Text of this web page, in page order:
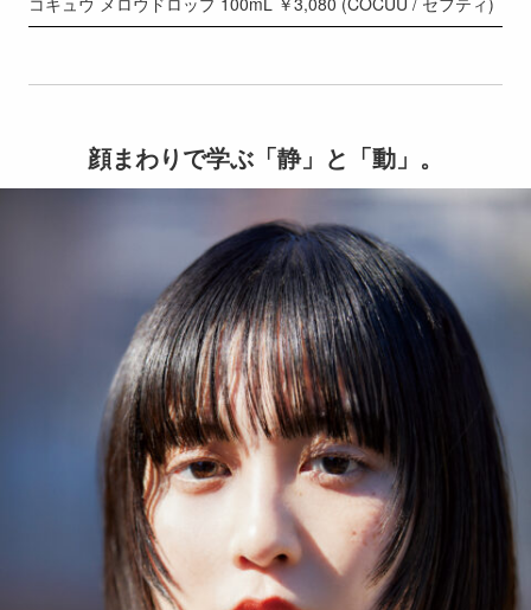
顔まわりで学ぶ「静」と「動」。